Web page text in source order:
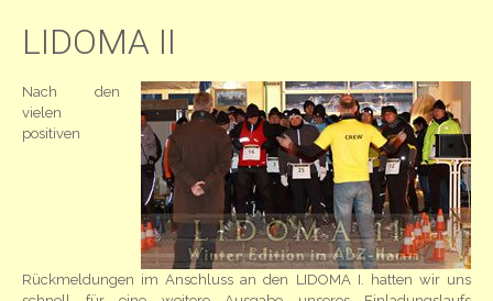
LIDOMA II
Nach den
vielen
positiven
Rückmeldungen im Anschluss an den LIDOMA I. hatten wir uns